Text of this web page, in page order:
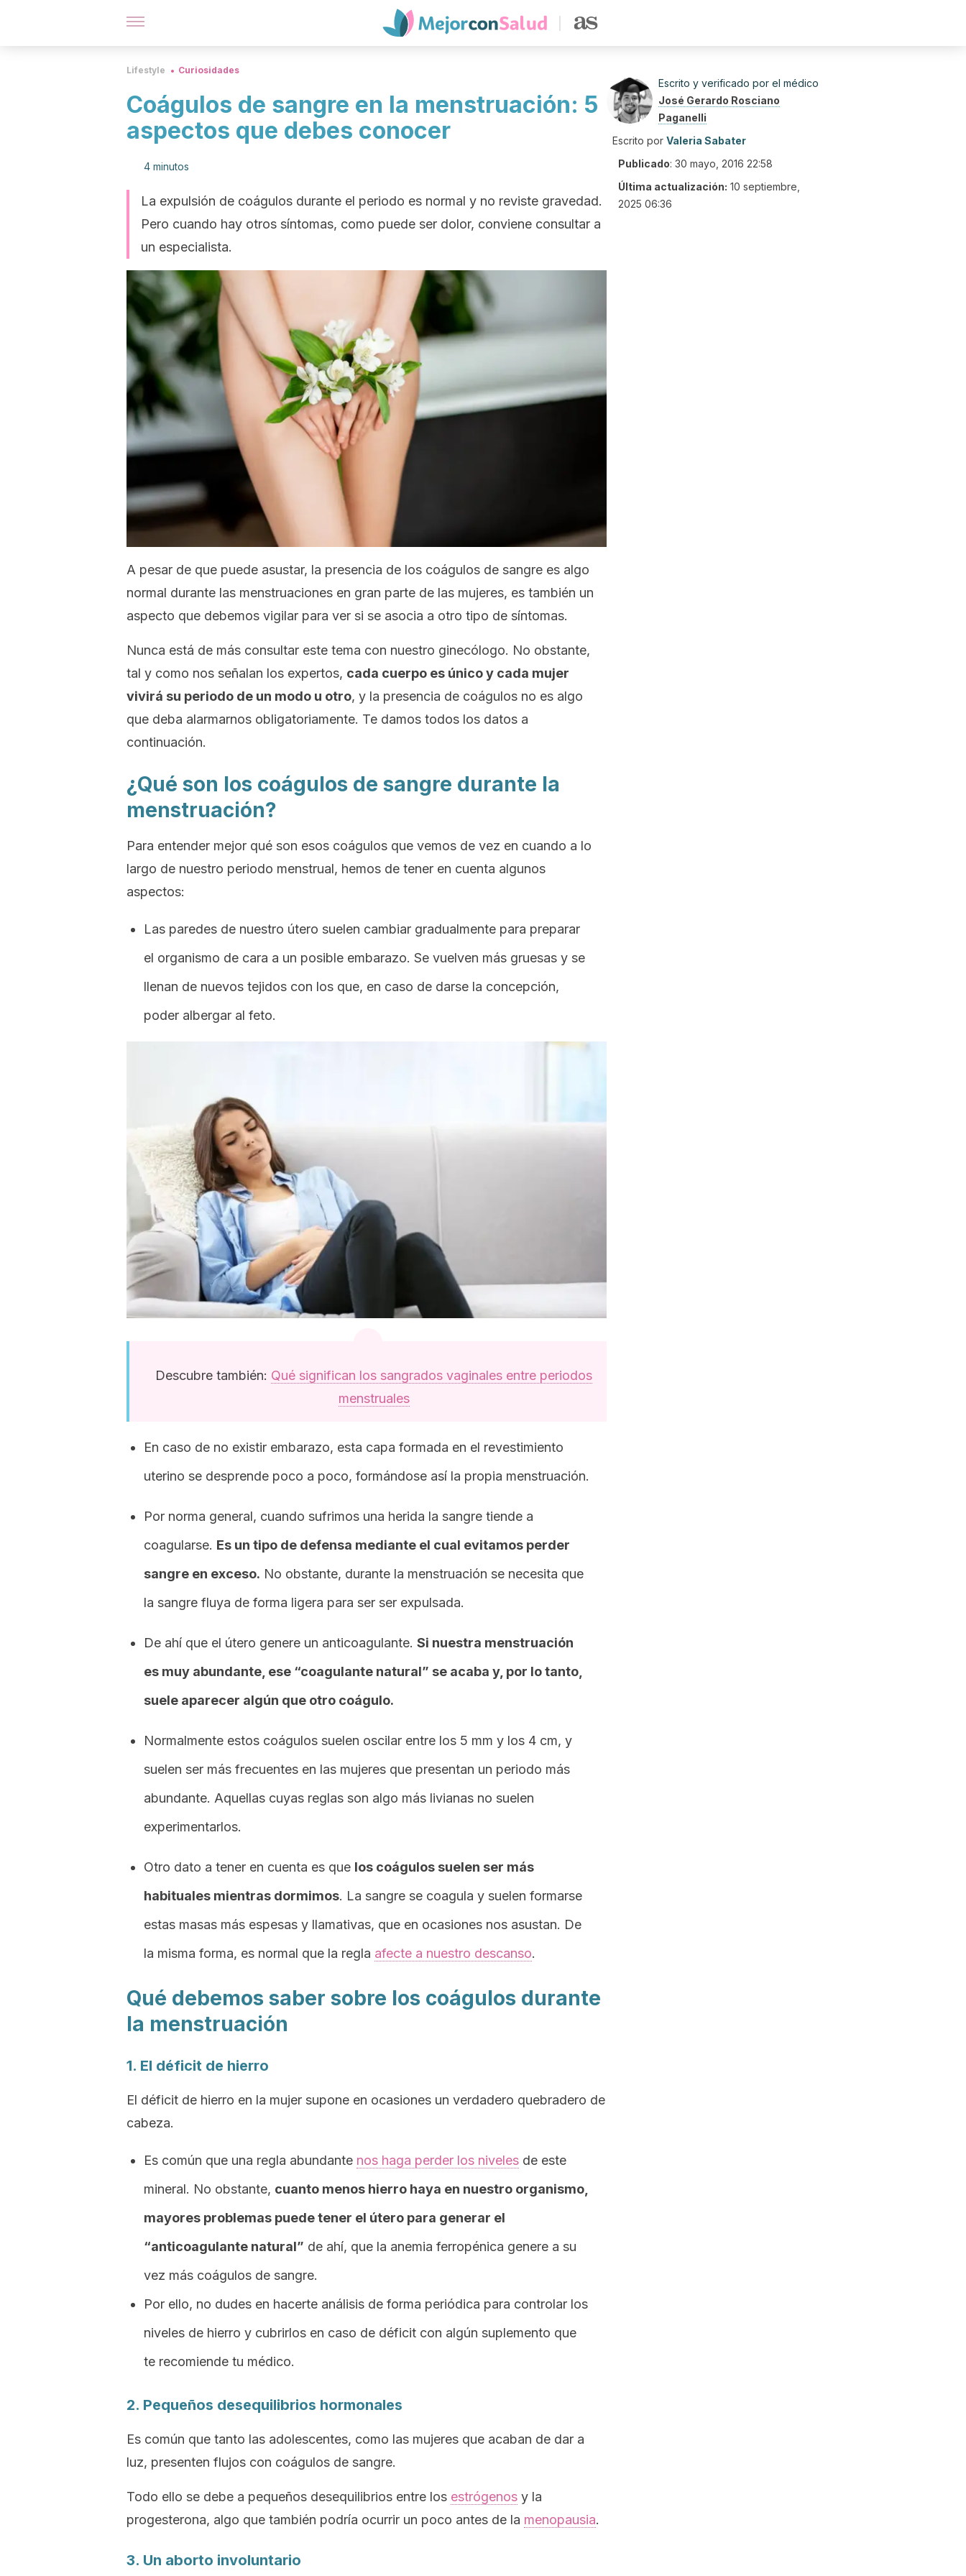
Lifestyle Curiosidades
Coágulos de sangre en la menstruación: 5
aspectos que debes conocer
4 minutos
La expulsión de coágulos durante el periodo es normal y no reviste gravedad.
Pero cuando hay otros síntomas, como puede ser dolor, conviene consultar a
un especialista.
A pesar de que puede asustar, la presencia de los coágulos de sangre es algo
normal durante las menstruaciones en gran parte de las mujeres, es también un
aspecto que debemos vigilar para ver si se asocia a otro tipo de síntomas.
Nunca está de más consultar este tema con nuestro ginecólogo. No obstante,
tal y como nos señalan los expertos, cada cuerpo es único y cada mujer
vivirá su periodo de un modo u otro, y la presencia de coágulos no es algo
que deba alarmarnos obligatoriamente. Te damos todos los datos a
continuación.
¿Qué son los coágulos de sangre durante la
menstruación?
Para entender mejor qué son esos coágulos que vemos de vez en cuando a lo
largo de nuestro periodo menstrual, hemos de tener en cuenta algunos
aspectos:
Las paredes de nuestro útero suelen cambiar gradualmente para preparar
el organismo de cara a un posible embarazo. Se vuelven más gruesas y se
llenan de nuevos tejidos con los que, en caso de darse la concepción,
poder albergar al feto.
Descubre también: Qué significan los sangrados vaginales entre periodos
menstruales
En caso de no existir embarazo, esta capa formada en el revestimiento
uterino se desprende poco a poco, formándose así la propia menstruación.
Por norma general, cuando sufrimos una herida la sangre tiende a
coagularse. Es un tipo de defensa mediante el cual evitamos perder
sangre en exceso. No obstante, durante la menstruación se necesita que
la sangre fluya de forma ligera para ser ser expulsada.
De ahí que el útero genere un anticoagulante. Si nuestra menstruación
es muy abundante, ese “coagulante natural” se acaba y, por lo tanto,
suele aparecer algún que otro coágulo.
Normalmente estos coágulos suelen oscilar entre los 5 mm y los 4 cm, y
suelen ser más frecuentes en las mujeres que presentan un periodo más
abundante. Aquellas cuyas reglas son algo más livianas no suelen
experimentarlos.
Otro dato a tener en cuenta es que los coágulos suelen ser más
habituales mientras dormimos. La sangre se coagula y suelen formarse
estas masas más espesas y llamativas, que en ocasiones nos asustan. De
la misma forma, es normal que la regla afecte a nuestro descanso.
Qué debemos saber sobre los coágulos durante
la menstruación
1. El déficit de hierro
El déficit de hierro en la mujer supone en ocasiones un verdadero quebradero de
cabeza.
Es común que una regla abundante nos haga perder los niveles de este
mineral. No obstante, cuanto menos hierro haya en nuestro organismo,
mayores problemas puede tener el útero para generar el
“anticoagulante natural” de ahí, que la anemia ferropénica genere a su
vez más coágulos de sangre.
Por ello, no dudes en hacerte análisis de forma periódica para controlar los
niveles de hierro y cubrirlos en caso de déficit con algún suplemento que
te recomiende tu médico.
2. Pequeños desequilibrios hormonales
Es común que tanto las adolescentes, como las mujeres que acaban de dar a
luz, presenten flujos con coágulos de sangre.
Todo ello se debe a pequeños desequilibrios entre los estrógenos y la
progesterona, algo que también podría ocurrir un poco antes de la menopausia.
3. Un aborto involuntario
Escrito y verificado por el médico
José Gerardo Rosciano
Paganelli
Escrito por Valeria Sabater
Publicado: 30 mayo, 2016 22:58
Última actualización: 10 septiembre,
2025 06:36